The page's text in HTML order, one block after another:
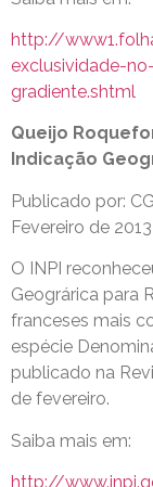
http://
exclusividade-
gradiente.shtml
Queijo
Indicação
Publicado por:
Fevereiro de 2013
O INPI
Geográrica para
franceses mais
espécie
publicado na
de fevereiro.
Saiba mais em:
http://